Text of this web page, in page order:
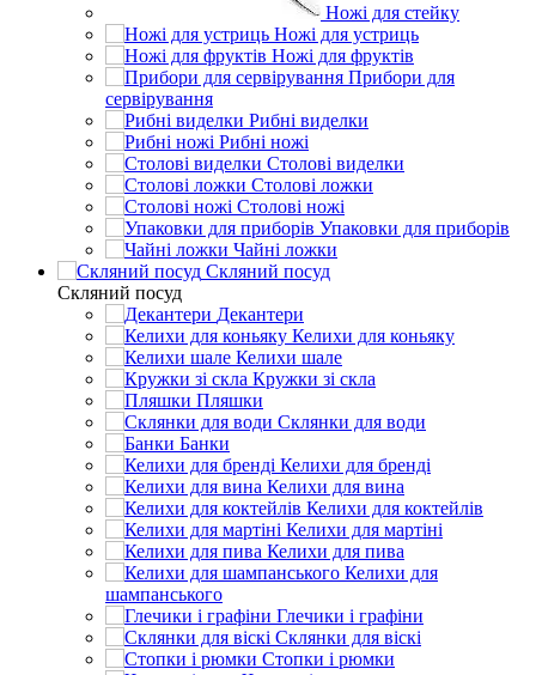
Ножі для стейку
Ножі для устриць
Ножі для фруктів
Прибори для
сервірування
Рибні виделки
Рибні ножі
Столові виделки
Столові ложки
Столові ножі
Упаковки для приборів
Чайні ложки
Скляний посуд
Скляний посуд
Декантери
Келихи для коньяку
Келихи шале
Кружки зі скла
Пляшки
Склянки для води
Банки
Келихи для бренді
Келихи для вина
Келихи для коктейлів
Келихи для мартіні
Келихи для пива
Келихи для
шампанського
Глечики і графіни
Склянки для віскі
Стопки і рюмки